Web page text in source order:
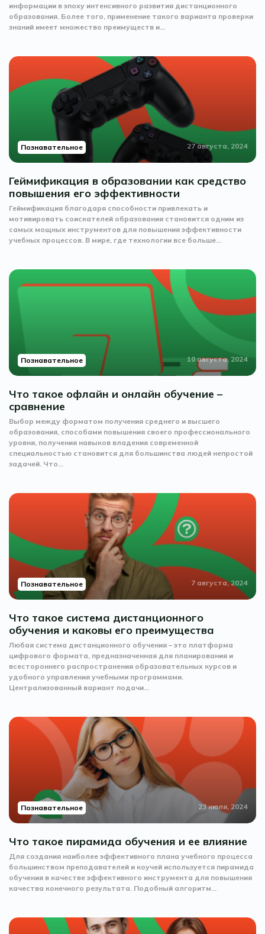
информации в эпоху интенсивного развития дистанционного
образования. Более того, применение такого варианта проверки
знаний имеет множество преимуществ и...
Познавательное 27 августа, 2024
Геймификация в образовании как средство
повышения его эффективности
Геймификация благодаря способности привлекать и
мотивировать соискателей образования становится одним из
самых мощных инструментов для повышения эффективности
учебных процессов. В мире, где технологии все больше...
Познавательное 10 августа, 2024
Что такое офлайн и онлайн обучение –
сравнение
Выбор между форматом получения среднего и высшего
образования, способами повышения своего профессионального
уровня, получения навыков владения современной
специальностью становится для большинства людей непростой
задачей. Что...
Познавательное 7 августа, 2024
Что такое система дистанционного
обучения и каковы его преимущества
Любая система дистанционного обучения – это платформа
цифрового формата, предназначенная для планирования и
всестороннего распространения образовательных курсов и
удобного управления учебными программами.
Централизованный вариант подачи...
Познавательное 23 июля, 2024
Что такое пирамида обучения и ее влияние
Для создания наиболее эффективного плана учебного процесса
большинством преподавателей и коучей используется пирамида
обучения в качестве эффективного инструмента для повышения
качества конечного результата. Подобный алгоритм...